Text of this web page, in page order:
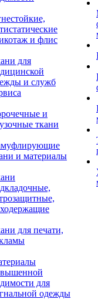
и флис
для
и служб
и
ткани
и материалы
для печати,
для
одежды